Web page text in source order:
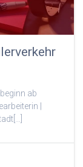
ab
|